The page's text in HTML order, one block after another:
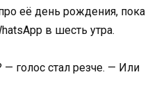
её день рождения, пока
в шесть утра.
— голос стал резче. — Или